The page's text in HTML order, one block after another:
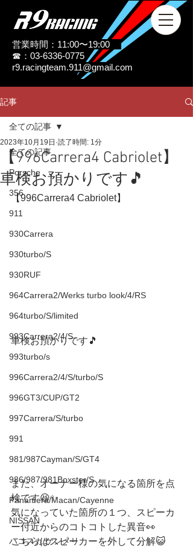
営業時間：11:00〜19:00
☎：03-6336-0775
r9.racingteam.911@gmail.com
記事
全ての記事
Porsche
356
911
930Carrera
930turbo/S
930RUF
964Carrera2/Werks turbo look/4/RS
964turbo/S/limited
993Carrera2/4/S
993turbo/s
996Carrera2/4/S/turbo/S
996GT3/CUP/GT2
997Carrera/S/turbo
991
981/987Cayman/S/GT4
986/987/981Boxster/S
Panamera/Macan/Cayenne
NISSAN
ハコスカ/ケンメリ
全ての記事
【996Carrera4 Cabriolet】
車検お預かりです🎵
2023年10月19日 読了時間: 1分
【996Carrera4 Cabriolet】
車検お預かりです🎵
また、オーナー様の気になる箇所を点
検です😆✨
気になっていた箇所の１つ、スピーカ
ー付近からのコトコトした異音👀
こちらはスピーカーを外して分解😺